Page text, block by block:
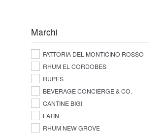
Marchi
FATTORIA DEL MONTICINO ROSSO
RHUM EL CORDOBES
RUPES
BEVERAGE CONCIERGE & CO.
CANTINE BIGI
LATIN
RHUM NEW GROVE